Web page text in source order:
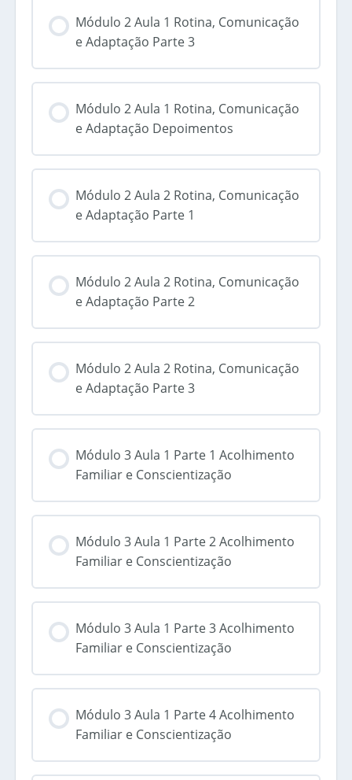
Módulo 2 Aula 1 Rotina, Comunicação
e Adaptação Parte 3
Módulo 2 Aula 1 Rotina, Comunicação
e Adaptação Depoimentos
Módulo 2 Aula 2 Rotina, Comunicação
e Adaptação Parte 1
Módulo 2 Aula 2 Rotina, Comunicação
e Adaptação Parte 2
Módulo 2 Aula 2 Rotina, Comunicação
e Adaptação Parte 3
Módulo 3 Aula 1 Parte 1 Acolhimento
Familiar e Conscientização
Módulo 3 Aula 1 Parte 2 Acolhimento
Familiar e Conscientização
Módulo 3 Aula 1 Parte 3 Acolhimento
Familiar e Conscientização
Módulo 3 Aula 1 Parte 4 Acolhimento
Familiar e Conscientização